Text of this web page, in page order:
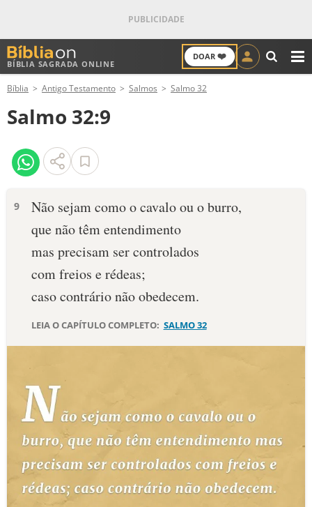
BÍBLIA SAGRADA ONLINE
DOAR ❤️
ANTIGO TESTAMENTO
NOVO TESTAMENTO
VERSÍCULOS
PALAVRA DO DIA
SALMO DO DIA
DEVOCIONAL DIÁRIO
ESBOÇOS DE PREGAÇÃO
TEMAS
PERGUNTE À BÍBLIA
Bíblia Antigo Testamento Salmos Salmo 32
Salmo 32:9
9
Não sejam como o cavalo ou o burro,
que não têm entendimento
mas precisam ser controlados
com freios e rédeas;
caso contrário não obedecem.
LEIA O CAPÍTULO COMPLETO: SALMO 32